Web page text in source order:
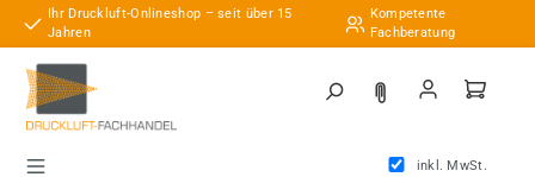
Zum Hauptinhalt springen
Ihr Druckluft-Onlineshop – seit über 15
Jahren
Kompetente
Fachberatung
inkl. MwSt.